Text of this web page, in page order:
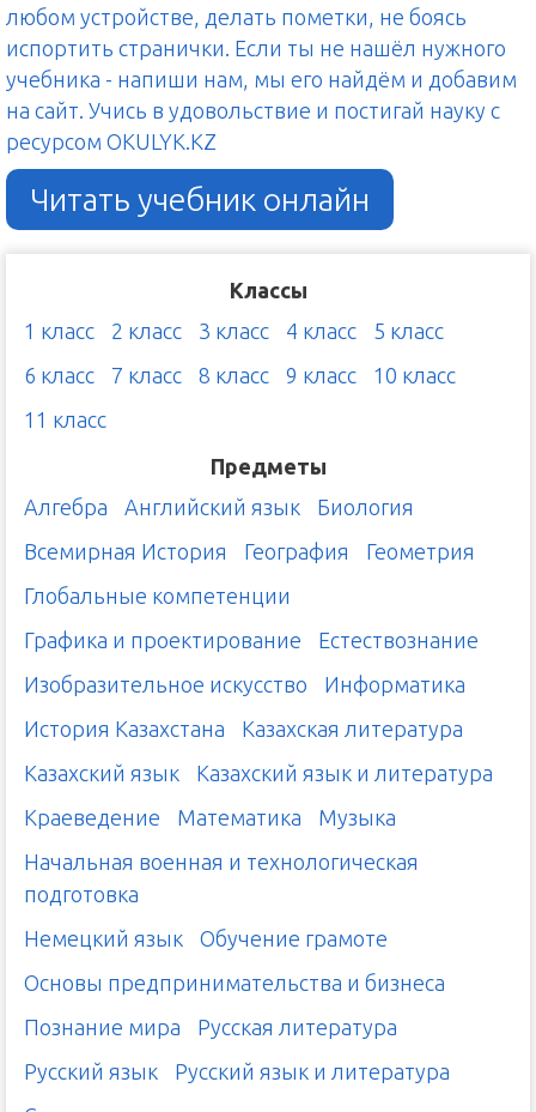
любом устройстве, делать пометки, не боясь
испортить странички. Если ты не нашёл нужного
учебника - напиши нам, мы его найдём и добавим
на сайт. Учись в удовольствие и постигай науку с
ресурсом OKULYK.KZ
Читать учебник онлайн
Классы
1 класс
2 класс 3 класс 4 класс
5 класс
6 класс
7 класс 8 класс 9 класс
10 класс
11 класс
Предметы
Алгебра
Английский язык
Биология
Всемирная История
География
Геометрия
Глобальные компетенции
Графика и проектирование
Естествознание
Изобразительное искусство
Информатика
История Казахстана
Казахская литература
Казахский язык
Казахский язык и литература
Краеведение
Математика
Музыка
Начальная военная и технологическая
подготовка
Немецкий язык
Обучение грамоте
Основы предпринимательства и бизнеса
Познание мира
Русская литература
Русский язык
Русский язык и литература